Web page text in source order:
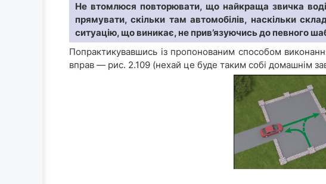
Не втомлюся повторювати, що найкраща звичка
прямувати, скільки там автомобілів, наскільки
ситуацію, що виникає, не прив’язуючись до певного
Попрактикувавшись із пропонованим способом
вправ — рис. 2.109 (нехай це буде таким собі домашнім